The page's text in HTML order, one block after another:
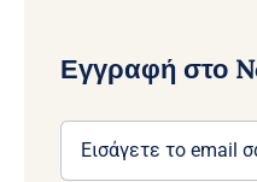
Εγγραφή στο